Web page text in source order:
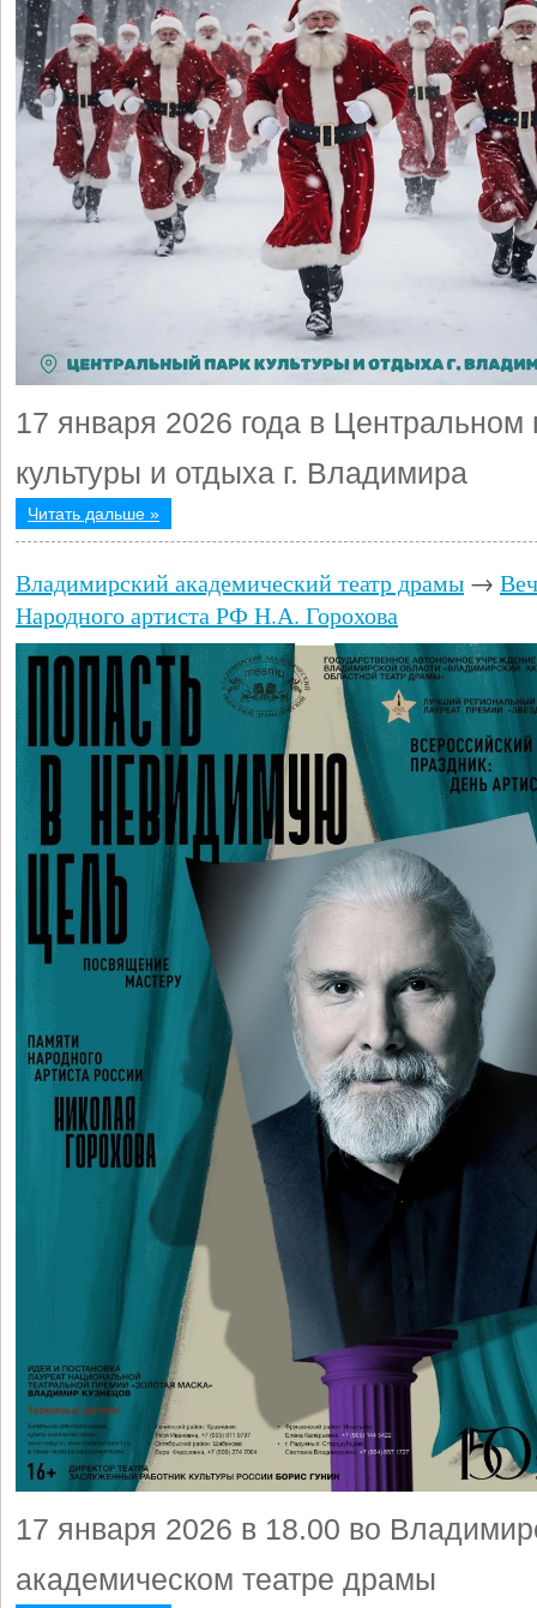
17 января 2026 года в Центральном
культуры и отдыха г. Владимира
Читать дальше »
Владимирский академический театр драмы →
Народного артиста РФ Н.А. Горохова
17 января 2026 в 18.00 во
академическом театре драмы